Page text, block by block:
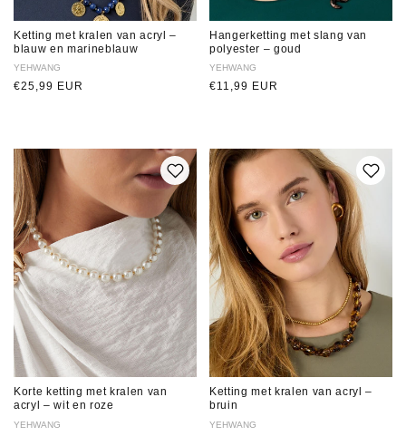
Ketting met kralen van acryl –
blauw en marineblauw
Verkoper:
YEHWANG
Normale
€25,99 EUR
Hangerketting met slang van
polyester – goud
Verkoper:
YEHWANG
Normale
€11,99 EUR
Korte ketting met kralen van
acryl – wit en roze
Verkoper:
YEHWANG
Ketting met kralen van acryl –
bruin
Verkoper:
YEHWANG